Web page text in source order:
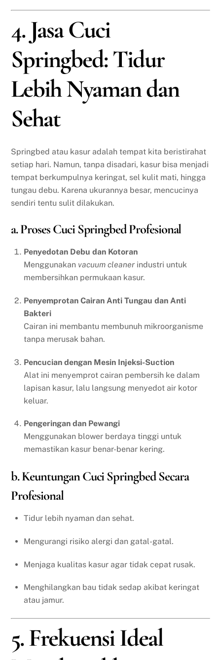
4. Jasa Cuci
Springbed: Tidur
Lebih Nyaman dan
Sehat
Springbed atau kasur adalah tempat kita beristirahat
setiap hari. Namun, tanpa disadari, kasur bisa menjadi
tempat berkumpulnya keringat, sel kulit mati, hingga
tungau debu. Karena ukurannya besar, mencucinya
sendiri tentu sulit dilakukan.
a. Proses Cuci Springbed Profesional
Penyedotan Debu dan Kotoran
Menggunakan vacuum cleaner industri untuk
membersihkan permukaan kasur.
Penyemprotan Cairan Anti Tungau dan Anti
Bakteri
Cairan ini membantu membunuh mikroorganisme
tanpa merusak bahan.
Pencucian dengan Mesin Injeksi-Suction
Alat ini menyemprot cairan pembersih ke dalam
lapisan kasur, lalu langsung menyedot air kotor
keluar.
Pengeringan dan Pewangi
Menggunakan blower berdaya tinggi untuk
memastikan kasur benar-benar kering.
b. Keuntungan Cuci Springbed Secara
Profesional
Tidur lebih nyaman dan sehat.
Mengurangi risiko alergi dan gatal-gatal.
Menjaga kualitas kasur agar tidak cepat rusak.
Menghilangkan bau tidak sedap akibat keringat
atau jamur.
5. Frekuensi Ideal